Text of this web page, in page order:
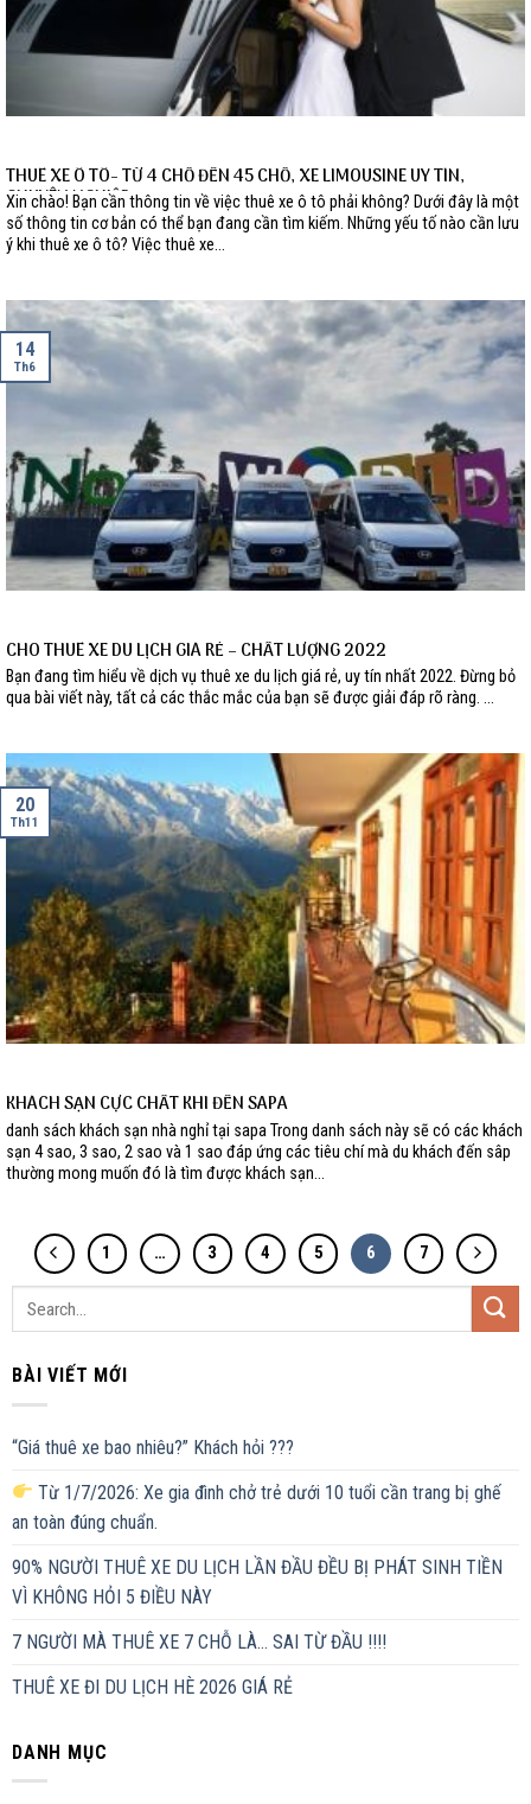
THUÊ XE Ô TÔ- TỪ 4 CHỖ ĐẾN 45 CHỖ, XE LIMOUSINE UY TÍN,
CHUYÊN NGHIỆP
Xin chào! Bạn cần thông tin về việc thuê xe ô tô phải không? Dưới đây là một
số thông tin cơ bản có thể bạn đang cần tìm kiếm. Những yếu tố nào cần lưu
ý khi thuê xe ô tô? Việc thuê xe...
CHO THUÊ XE DU LỊCH GIÁ RẺ – CHẤT LƯỢNG 2022
Bạn đang tìm hiểu về dịch vụ thuê xe du lịch giá rẻ, uy tín nhất 2022. Đừng bỏ
qua bài viết này, tất cả các thắc mắc của bạn sẽ được giải đáp rõ ràng. ...
14
Th6
KHÁCH SẠN CỰC CHẤT KHI ĐẾN SAPA
danh sách khách sạn nhà nghỉ tại sapa Trong danh sách này sẽ có các khách
sạn 4 sao, 3 sao, 2 sao và 1 sao đáp ứng các tiêu chí mà du khách đến sâp
thường mong muốn đó là tìm được khách sạn...
20
Th11
1 … 3 4 5 6 7
BÀI VIẾT MỚI
“Giá thuê xe bao nhiêu?” Khách hỏi ???
Từ 1/7/2026: Xe gia đình chở trẻ dưới 10 tuổi cần trang bị ghế
an toàn đúng chuẩn.
90% NGƯỜI THUÊ XE DU LỊCH LẦN ĐẦU ĐỀU BỊ PHÁT SINH TIỀN
VÌ KHÔNG HỎI 5 ĐIỀU NÀY
7 NGƯỜI MÀ THUÊ XE 7 CHỖ LÀ… SAI TỪ ĐẦU !!!!
THUÊ XE ĐI DU LỊCH HÈ 2026 GIÁ RẺ
DANH MỤC